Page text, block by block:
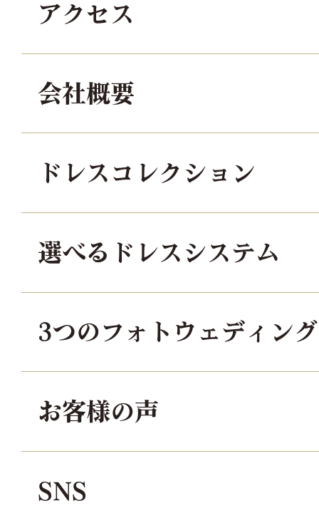
アクセス
会社概要
ドレスコレクション
選べるドレスシステム
3つのフォトウェディン
お客様の声
SNS